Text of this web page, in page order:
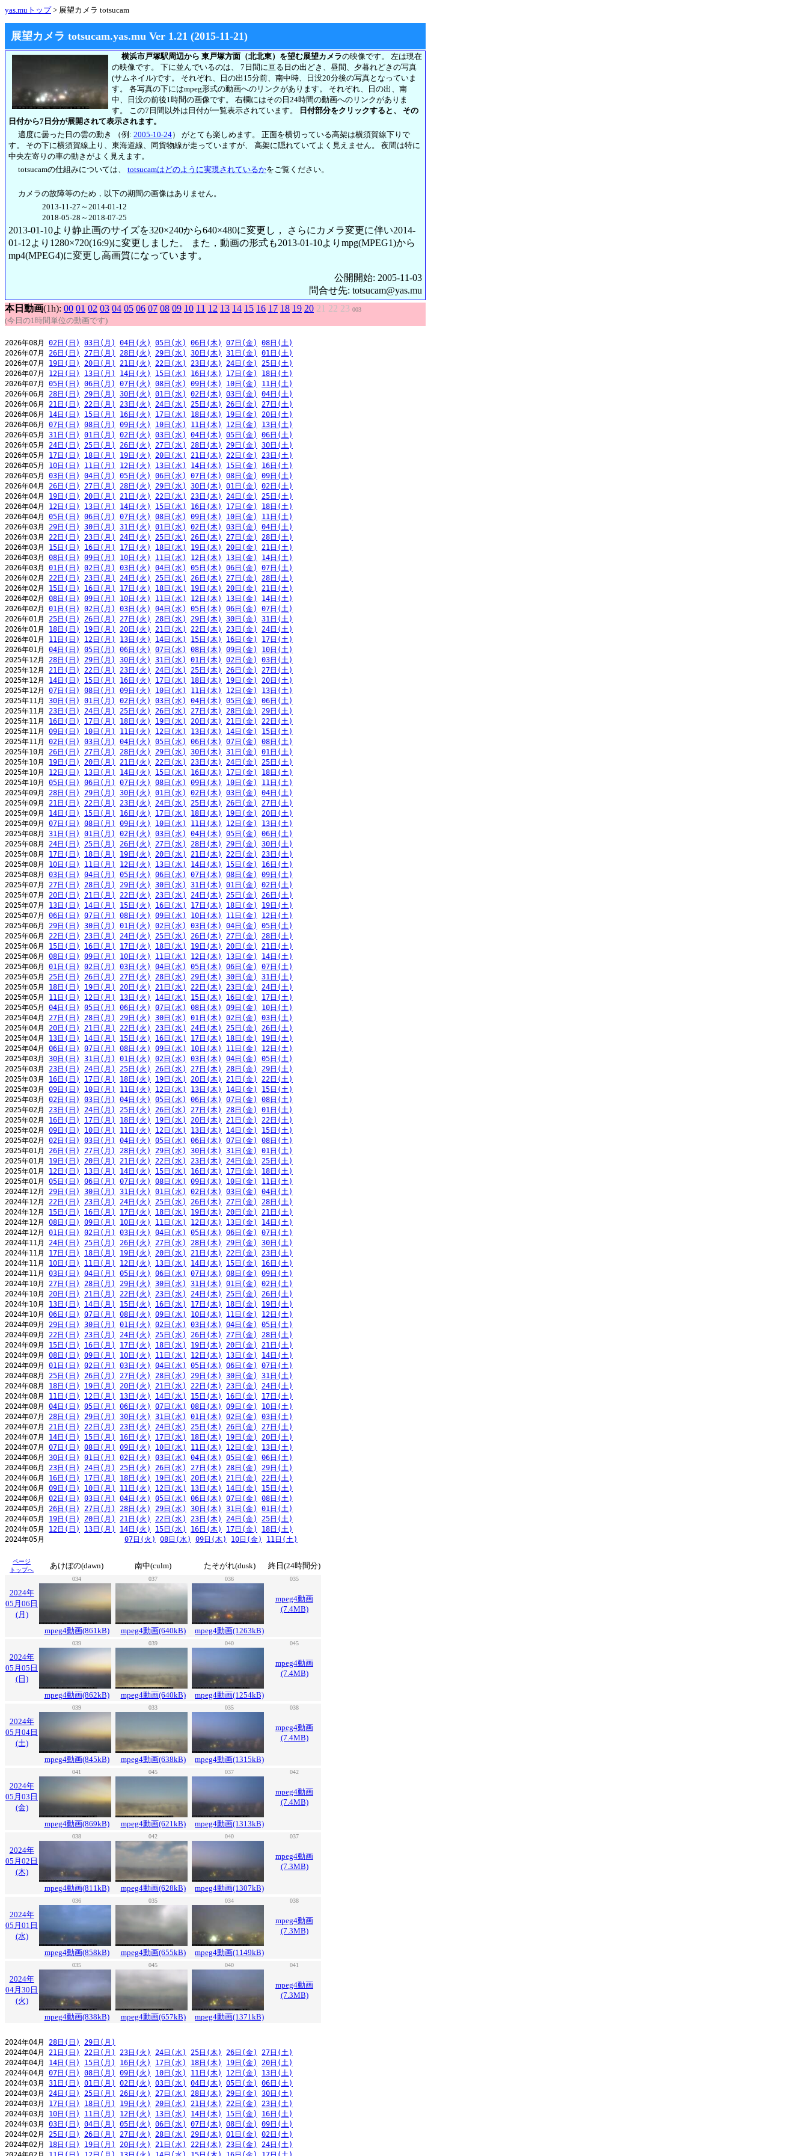
yas.muトップ> 展望カメラ totsucam
展望カメラ totsucam.yas.mu Ver 1.21 (2015-11-21)
横浜市戸塚駅周辺から 東戸塚方面（北北東）を望む展望カメラの映像です。 左は現在
の映像です。 下に並んでいるのは、 7日間に亘る日の出どき、昼間、夕暮れどきの写真
(サムネイル)です。 それぞれ、日の出15分前、南中時、日没20分後の写真となっていま
す。 各写真の下にはmpeg形式の動画へのリンクがあります。 それぞれ、日の出、南
中、日没の前後1時間の画像です。 右欄にはその日24時間の動画へのリンクがありま
す。 この7日間以外は日付が一覧表示されています。
日付部分をクリックすると、 その
日付から7日分が展開されて表示されます。
適度に曇った日の雲の動き （例: 2005-10-24） がとても楽しめます。 正面を横切っている高架は横須賀線下りで
す。 その下に横須賀線上り、東海道線、同貨物線が走っていますが、 高架に隠れていてよく見えません。 夜間は特に
中央左寄りの車の動きがよく見えます。
totsucamの仕組みについては、 totsucamはどのように実現されているかをご覧ください。
カメラの故障等のため，以下の期間の画像はありません。
2013-11-27～2014-01-12
2018-05-28～2018-07-25
2013-01-10より静止画のサイズを320×240から640×480に変更し， さらにカメラ変更に伴い2014-
01-12より1280×720(16:9)に変更しました。 また，動画の形式も2013-01-10よりmpg(MPEG1)から
mp4(MPEG4)に変更し高画質になっています。
公開開始: 2005-11-03
問合せ先: totsucam@yas.mu
本日動画(1h): 00 01 02 03 04 05 06 07 08 09 10 11 12 13 14 15 16 17 18 19 20 21 22 23 003
(今日の1時間単位の動画です)
2026年08月 02日(日) 03日(月) 04日(火) 05日(水) 06日(木) 07日(金)
08日(土)
2026年07月 26日(日) 27日(月) 28日(火) 29日(水) 30日(木) 31日(金)
01日(土)
2026年07月 19日(日) 20日(月) 21日(火) 22日(水) 23日(木) 24日(金)
25日(土)
2026年07月 12日(日) 13日(月) 14日(火) 15日(水) 16日(木) 17日(金)
18日(土)
2026年07月 05日(日) 06日(月) 07日(火) 08日(水) 09日(木) 10日(金)
11日(土)
2026年06月 28日(日) 29日(月) 30日(火) 01日(水) 02日(木) 03日(金)
04日(土)
2026年06月 21日(日) 22日(月) 23日(火) 24日(水) 25日(木) 26日(金)
27日(土)
2026年06月 14日(日) 15日(月) 16日(火) 17日(水) 18日(木) 19日(金)
20日(土)
2026年06月 07日(日) 08日(月) 09日(火) 10日(水) 11日(木) 12日(金)
13日(土)
2026年05月 31日(日) 01日(月) 02日(火) 03日(水) 04日(木) 05日(金)
06日(土)
2026年05月 24日(日) 25日(月) 26日(火) 27日(水) 28日(木) 29日(金)
30日(土)
2026年05月 17日(日) 18日(月) 19日(火) 20日(水) 21日(木) 22日(金)
23日(土)
2026年05月 10日(日) 11日(月) 12日(火) 13日(水) 14日(木) 15日(金)
16日(土)
2026年05月 03日(日) 04日(月) 05日(火) 06日(水) 07日(木) 08日(金)
09日(土)
2026年04月 26日(日) 27日(月) 28日(火) 29日(水) 30日(木) 01日(金)
02日(土)
2026年04月 19日(日) 20日(月) 21日(火) 22日(水) 23日(木) 24日(金)
25日(土)
2026年04月 12日(日) 13日(月) 14日(火) 15日(水) 16日(木) 17日(金)
18日(土)
2026年04月 05日(日) 06日(月) 07日(火) 08日(水) 09日(木) 10日(金)
11日(土)
2026年03月 29日(日) 30日(月) 31日(火) 01日(水) 02日(木) 03日(金)
04日(土)
2026年03月 22日(日) 23日(月) 24日(火) 25日(水) 26日(木) 27日(金)
28日(土)
2026年03月 15日(日) 16日(月) 17日(火) 18日(水) 19日(木) 20日(金)
21日(土)
2026年03月 08日(日) 09日(月) 10日(火) 11日(水) 12日(木) 13日(金)
14日(土)
2026年03月 01日(日) 02日(月) 03日(火) 04日(水) 05日(木) 06日(金)
07日(土)
2026年02月 22日(日) 23日(月) 24日(火) 25日(水) 26日(木) 27日(金)
28日(土)
2026年02月 15日(日) 16日(月) 17日(火) 18日(水) 19日(木) 20日(金)
21日(土)
2026年02月 08日(日) 09日(月) 10日(火) 11日(水) 12日(木) 13日(金)
14日(土)
2026年02月 01日(日) 02日(月) 03日(火) 04日(水) 05日(木) 06日(金)
07日(土)
2026年01月 25日(日) 26日(月) 27日(火) 28日(水) 29日(木) 30日(金)
31日(土)
2026年01月 18日(日) 19日(月) 20日(火) 21日(水) 22日(木) 23日(金)
24日(土)
2026年01月 11日(日) 12日(月) 13日(火) 14日(水) 15日(木) 16日(金)
17日(土)
2026年01月 04日(日) 05日(月) 06日(火) 07日(水) 08日(木) 09日(金)
10日(土)
2025年12月 28日(日) 29日(月) 30日(火) 31日(水) 01日(木) 02日(金)
03日(土)
2025年12月 21日(日) 22日(月) 23日(火) 24日(水) 25日(木) 26日(金)
27日(土)
2025年12月 14日(日) 15日(月) 16日(火) 17日(水) 18日(木) 19日(金)
20日(土)
2025年12月 07日(日) 08日(月) 09日(火) 10日(水) 11日(木) 12日(金)
13日(土)
2025年11月 30日(日) 01日(月) 02日(火) 03日(水) 04日(木) 05日(金)
06日(土)
2025年11月 23日(日) 24日(月) 25日(火) 26日(水) 27日(木) 28日(金)
29日(土)
2025年11月 16日(日) 17日(月) 18日(火) 19日(水) 20日(木) 21日(金)
22日(土)
2025年11月 09日(日) 10日(月) 11日(火) 12日(水) 13日(木) 14日(金)
15日(土)
2025年11月 02日(日) 03日(月) 04日(火) 05日(水) 06日(木) 07日(金)
08日(土)
2025年10月 26日(日) 27日(月) 28日(火) 29日(水) 30日(木) 31日(金)
01日(土)
2025年10月 19日(日) 20日(月) 21日(火) 22日(水) 23日(木) 24日(金)
25日(土)
2025年10月 12日(日) 13日(月) 14日(火) 15日(水) 16日(木) 17日(金)
18日(土)
2025年10月 05日(日) 06日(月) 07日(火) 08日(水) 09日(木) 10日(金)
11日(土)
2025年09月 28日(日) 29日(月) 30日(火) 01日(水) 02日(木) 03日(金)
04日(土)
2025年09月 21日(日) 22日(月) 23日(火) 24日(水) 25日(木) 26日(金)
27日(土)
2025年09月 14日(日) 15日(月) 16日(火) 17日(水) 18日(木) 19日(金)
20日(土)
2025年09月 07日(日) 08日(月) 09日(火) 10日(水) 11日(木) 12日(金)
13日(土)
2025年08月 31日(日) 01日(月) 02日(火) 03日(水) 04日(木) 05日(金)
06日(土)
2025年08月 24日(日) 25日(月) 26日(火) 27日(水) 28日(木) 29日(金)
30日(土)
2025年08月 17日(日) 18日(月) 19日(火) 20日(水) 21日(木) 22日(金)
23日(土)
2025年08月 10日(日) 11日(月) 12日(火) 13日(水) 14日(木) 15日(金)
16日(土)
2025年08月 03日(日) 04日(月) 05日(火) 06日(水) 07日(木) 08日(金)
09日(土)
2025年07月 27日(日) 28日(月) 29日(火) 30日(水) 31日(木) 01日(金)
02日(土)
2025年07月 20日(日) 21日(月) 22日(火) 23日(水) 24日(木) 25日(金)
26日(土)
2025年07月 13日(日) 14日(月) 15日(火) 16日(水) 17日(木) 18日(金)
19日(土)
2025年07月 06日(日) 07日(月) 08日(火) 09日(水) 10日(木) 11日(金)
12日(土)
2025年06月 29日(日) 30日(月) 01日(火) 02日(水) 03日(木) 04日(金)
05日(土)
2025年06月 22日(日) 23日(月) 24日(火) 25日(水) 26日(木) 27日(金)
28日(土)
2025年06月 15日(日) 16日(月) 17日(火) 18日(水) 19日(木) 20日(金)
21日(土)
2025年06月 08日(日) 09日(月) 10日(火) 11日(水) 12日(木) 13日(金)
14日(土)
2025年06月 01日(日) 02日(月) 03日(火) 04日(水) 05日(木) 06日(金)
07日(土)
2025年05月 25日(日) 26日(月) 27日(火) 28日(水) 29日(木) 30日(金)
31日(土)
2025年05月 18日(日) 19日(月) 20日(火) 21日(水) 22日(木) 23日(金)
24日(土)
2025年05月 11日(日) 12日(月) 13日(火) 14日(水) 15日(木) 16日(金)
17日(土)
2025年05月 04日(日) 05日(月) 06日(火) 07日(水) 08日(木) 09日(金)
10日(土)
2025年04月 27日(日) 28日(月) 29日(火) 30日(水) 01日(木) 02日(金)
03日(土)
2025年04月 20日(日) 21日(月) 22日(火) 23日(水) 24日(木) 25日(金)
26日(土)
2025年04月 13日(日) 14日(月) 15日(火) 16日(水) 17日(木) 18日(金)
19日(土)
2025年04月 06日(日) 07日(月) 08日(火) 09日(水) 10日(木) 11日(金)
12日(土)
2025年03月 30日(日) 31日(月) 01日(火) 02日(水) 03日(木) 04日(金)
05日(土)
2025年03月 23日(日) 24日(月) 25日(火) 26日(水) 27日(木) 28日(金)
29日(土)
2025年03月 16日(日) 17日(月) 18日(火) 19日(水) 20日(木) 21日(金)
22日(土)
2025年03月 09日(日) 10日(月) 11日(火) 12日(水) 13日(木) 14日(金)
15日(土)
2025年03月 02日(日) 03日(月) 04日(火) 05日(水) 06日(木) 07日(金)
08日(土)
2025年02月 23日(日) 24日(月) 25日(火) 26日(水) 27日(木) 28日(金)
01日(土)
2025年02月 16日(日) 17日(月) 18日(火) 19日(水) 20日(木) 21日(金)
22日(土)
2025年02月 09日(日) 10日(月) 11日(火) 12日(水) 13日(木) 14日(金)
15日(土)
2025年02月 02日(日) 03日(月) 04日(火) 05日(水) 06日(木) 07日(金)
08日(土)
2025年01月 26日(日) 27日(月) 28日(火) 29日(水) 30日(木) 31日(金)
01日(土)
2025年01月 19日(日) 20日(月) 21日(火) 22日(水) 23日(木) 24日(金)
25日(土)
2025年01月 12日(日) 13日(月) 14日(火) 15日(水) 16日(木) 17日(金)
18日(土)
2025年01月 05日(日) 06日(月) 07日(火) 08日(水) 09日(木) 10日(金)
11日(土)
2024年12月 29日(日) 30日(月) 31日(火) 01日(水) 02日(木) 03日(金)
04日(土)
2024年12月 22日(日) 23日(月) 24日(火) 25日(水) 26日(木) 27日(金)
28日(土)
2024年12月 15日(日) 16日(月) 17日(火) 18日(水) 19日(木) 20日(金)
21日(土)
2024年12月 08日(日) 09日(月) 10日(火) 11日(水) 12日(木) 13日(金)
14日(土)
2024年12月 01日(日) 02日(月) 03日(火) 04日(水) 05日(木) 06日(金)
07日(土)
2024年11月 24日(日) 25日(月) 26日(火) 27日(水) 28日(木) 29日(金)
30日(土)
2024年11月 17日(日) 18日(月) 19日(火) 20日(水) 21日(木) 22日(金)
23日(土)
2024年11月 10日(日) 11日(月) 12日(火) 13日(水) 14日(木) 15日(金)
16日(土)
2024年11月 03日(日) 04日(月) 05日(火) 06日(水) 07日(木) 08日(金)
09日(土)
2024年10月 27日(日) 28日(月) 29日(火) 30日(水) 31日(木) 01日(金)
02日(土)
2024年10月 20日(日) 21日(月) 22日(火) 23日(水) 24日(木) 25日(金)
26日(土)
2024年10月 13日(日) 14日(月) 15日(火) 16日(水) 17日(木) 18日(金)
19日(土)
2024年10月 06日(日) 07日(月) 08日(火) 09日(水) 10日(木) 11日(金)
12日(土)
2024年09月 29日(日) 30日(月) 01日(火) 02日(水) 03日(木) 04日(金)
05日(土)
2024年09月 22日(日) 23日(月) 24日(火) 25日(水) 26日(木) 27日(金)
28日(土)
2024年09月 15日(日) 16日(月) 17日(火) 18日(水) 19日(木) 20日(金)
21日(土)
2024年09月 08日(日) 09日(月) 10日(火) 11日(水) 12日(木) 13日(金)
14日(土)
2024年09月 01日(日) 02日(月) 03日(火) 04日(水) 05日(木) 06日(金)
07日(土)
2024年08月 25日(日) 26日(月) 27日(火) 28日(水) 29日(木) 30日(金)
31日(土)
2024年08月 18日(日) 19日(月) 20日(火) 21日(水) 22日(木) 23日(金)
24日(土)
2024年08月 11日(日) 12日(月) 13日(火) 14日(水) 15日(木) 16日(金)
17日(土)
2024年08月 04日(日) 05日(月) 06日(火) 07日(水) 08日(木) 09日(金)
10日(土)
2024年07月 28日(日) 29日(月) 30日(火) 31日(水) 01日(木) 02日(金)
03日(土)
2024年07月 21日(日) 22日(月) 23日(火) 24日(水) 25日(木) 26日(金)
27日(土)
2024年07月 14日(日) 15日(月) 16日(火) 17日(水) 18日(木) 19日(金)
20日(土)
2024年07月 07日(日) 08日(月) 09日(火) 10日(水) 11日(木) 12日(金)
13日(土)
2024年06月 30日(日) 01日(月) 02日(火) 03日(水) 04日(木) 05日(金)
06日(土)
2024年06月 23日(日) 24日(月) 25日(火) 26日(水) 27日(木) 28日(金)
29日(土)
2024年06月 16日(日) 17日(月) 18日(火) 19日(水) 20日(木) 21日(金)
22日(土)
2024年06月 09日(日) 10日(月) 11日(火) 12日(水) 13日(木) 14日(金)
15日(土)
2024年06月 02日(日) 03日(月) 04日(火) 05日(水) 06日(木) 07日(金)
08日(土)
2024年05月 26日(日) 27日(月) 28日(火) 29日(水) 30日(木) 31日(金)
01日(土)
2024年05月 19日(日) 20日(月) 21日(火) 22日(水) 23日(木) 24日(金)
25日(土)
2024年05月 12日(日) 13日(月) 14日(火) 15日(水) 16日(木) 17日(金)
18日(土)
2024年05月 07日(火) 08日(水) 09日(木) 10日(金) 11日(土)
ページ
トップへ
あけぼの(dawn) 南中(culm) たそがれ(dusk) 終日(24時間分)
034 037 036 035
2024年
05月06日
(月)
mpeg4動画
(7.4MB)
mpeg4動画(861kB) mpeg4動画(640kB) mpeg4動画(1263kB)
039 039 040 045
2024年
05月05日
(日)
mpeg4動画
(7.4MB)
mpeg4動画(862kB) mpeg4動画(640kB) mpeg4動画(1254kB)
039 033 035 038
2024年
05月04日
(土)
mpeg4動画
(7.4MB)
mpeg4動画(845kB) mpeg4動画(638kB) mpeg4動画(1315kB)
041 045 037 042
2024年
05月03日
(金)
mpeg4動画
(7.4MB)
mpeg4動画(869kB) mpeg4動画(621kB) mpeg4動画(1313kB)
038 042 040 037
2024年
05月02日
(木)
mpeg4動画
(7.3MB)
mpeg4動画(811kB) mpeg4動画(628kB) mpeg4動画(1307kB)
036 035 034 038
2024年
05月01日
(水)
mpeg4動画
(7.3MB)
mpeg4動画(858kB) mpeg4動画(655kB) mpeg4動画(1149kB)
035 045 040 041
2024年
04月30日
(火)
mpeg4動画
(7.3MB)
mpeg4動画(838kB) mpeg4動画(657kB) mpeg4動画(1371kB)
2024年04月 28日(日)
29日(月)
2024年04月 21日(日) 22日(月) 23日(火) 24日(水) 25日(木) 26日(金)
27日(土)
2024年04月 14日(日) 15日(月) 16日(火) 17日(水) 18日(木) 19日(金)
20日(土)
2024年04月 07日(日) 08日(月) 09日(火) 10日(水) 11日(木) 12日(金)
13日(土)
2024年03月 31日(日) 01日(月) 02日(火) 03日(水) 04日(木) 05日(金)
06日(土)
2024年03月 24日(日) 25日(月) 26日(火) 27日(水) 28日(木) 29日(金)
30日(土)
2024年03月 17日(日) 18日(月) 19日(火) 20日(水) 21日(木) 22日(金)
23日(土)
2024年03月 10日(日) 11日(月) 12日(火) 13日(水) 14日(木) 15日(金)
16日(土)
2024年03月 03日(日) 04日(月) 05日(火) 06日(水) 07日(木) 08日(金)
09日(土)
2024年02月 25日(日) 26日(月) 27日(火) 28日(水) 29日(木) 01日(金)
02日(土)
2024年02月 18日(日) 19日(月) 20日(火) 21日(水) 22日(木) 23日(金)
24日(土)